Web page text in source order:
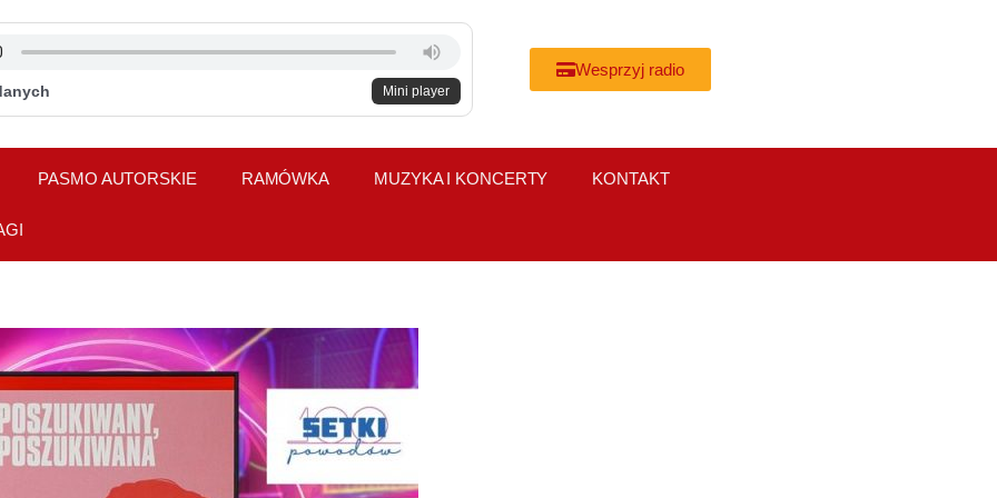
Mini player
Wesprzyj radio
PASMO AUTORSKIE RAMÓWKA MUZYKA I KONCERTY KONTAKT